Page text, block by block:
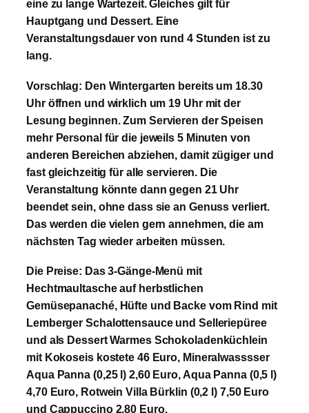
eine zu lange Wartezeit. Gleiches gilt für
Hauptgang und Dessert. Eine
Veranstaltungsdauer von rund 4 Stunden ist zu
lang.
Vorschlag: Den Wintergarten bereits um 18.30
Uhr öffnen und wirklich um 19 Uhr mit der
Lesung beginnen. Zum Servieren der Speisen
mehr Personal für die jeweils 5 Minuten von
anderen Bereichen abziehen, damit zügiger und
fast gleichzeitig für alle servieren. Die
Veranstaltung könnte dann gegen 21 Uhr
beendet sein, ohne dass sie an Genuss verliert.
Das werden die vielen gern annehmen, die am
nächsten Tag wieder arbeiten müssen.
Die Preise: Das 3-Gänge-Menü mit
Hechtmaultasche auf herbstlichen
Gemüsepanaché, Hüfte und Backe vom Rind mit
Lemberger Schalottensauce und Selleriepüree
und als Dessert Warmes Schokoladenküchlein
mit Kokoseis kostete 46 Euro, Mineralwasssser
Aqua Panna (0,25 l) 2,60 Euro, Aqua Panna (0,5 l)
4,70 Euro, Rotwein Villa Bürklin (0,2 l) 7,50 Euro
und Cappuccino 2,80 Euro.